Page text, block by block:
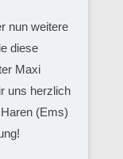
nun weitere
diese
Maxi
uns herzlich
(Ems)